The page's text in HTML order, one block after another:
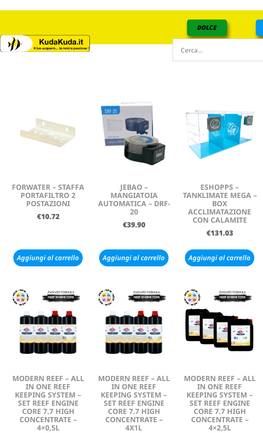
DOLCE
FORWATER – STAFFA
PORTAFILTRO 2
POSTAZIONI
€10.72
Aggiungi al carrello
JEBAO –
MANGIATOIA
AUTOMATICA – DRF-
20
€39.90
Aggiungi al carrello
ESHOPPS –
TANKLIMATE MEGA –
BOX
ACCLIMATAZIONE
CON CALAMITE
€131.03
Aggiungi al carrello
MODERN REEF – ALL
IN ONE REEF
KEEPING SYSTEM –
SET REEF ENGINE
CORE 7.7 HIGH
CONCENTRATE –
4×0,5L
MODERN REEF – ALL
IN ONE REEF
KEEPING SYSTEM –
SET REEF ENGINE
CORE 7.7 HIGH
CONCENTRATE –
4X1L
MODERN REEF – ALL
IN ONE REEF
KEEPING SYSTEM –
SET REEF ENGINE
CORE 7.7 HIGH
CONCENTRATE –
4×2,5L